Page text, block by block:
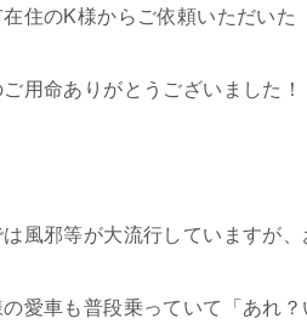
住のK様からご依頼いただいた
用命ありがとうございました！
風邪等が大流行していますが
愛車も普段乗っていて「あれ